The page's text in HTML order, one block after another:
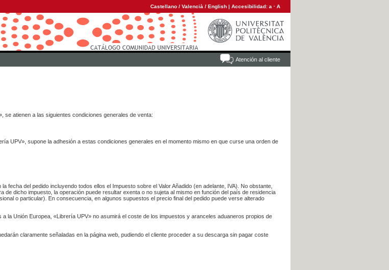
Castellano / Valencià / English | Accesibilidad: a · A
Atención al cliente
atienen a las siguientes condiciones generales de venta:
UPV», supone la adhesión a estas condiciones generales en el momento mismo en que curse una orden de
fecha del pedido incluyendo todos ellos el Impuesto sobre el Valor Añadido (en adelante, IVA). No obstante,
de dicho impuesto, la operación puede resultar exenta o no sujeta al mismo en función del país de residencia
o particular). En consecuencia, en algunos supuestos el precio final del pedido puede verse alterado
la Unión Europea, «Librería UPV» no asumirá el coste de los impuestos y aranceles aduaneros propios de
claramente señaladas en la página web, pudiendo el cliente proceder a su descarga sin pagar coste